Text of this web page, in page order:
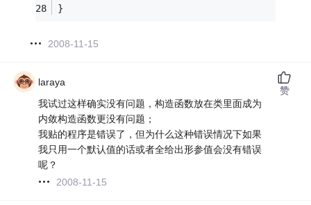
}
2008-11-15
laraya
我试过这样确实没有问题，构造函数放在类里面成为
内敛构造函数更没有问题；
我贴的程序是错误了，但为什么这种错误情况下如果
我只用一个默认值的话或者全给出形参值会没有错误
呢？
2008-11-15
赞